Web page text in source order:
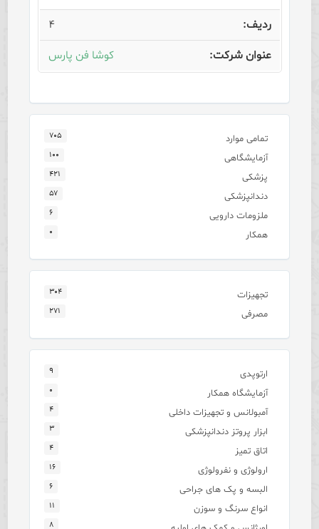
۴
کوشا فن پارس
تمامی موارد ۷۰۵
آزمایشگاهی ۱۰۰
پزشکی ۴۲۱
دندانپزشکی ۵۷
ملزومات دارویی ۶
همکار ۰
تجهیزات ۳۰۴
مصرفی ۲۷۱
ارتوپدی ۹
آزمایشگاه همکار ۰
آمبولانس و تجهیزات داخلی ۴
ابزار پروتز دندانپزشکی ۳
اتاق تمیز ۴
ارولوژی و نفرولوژی ۱۶
البسه و پک های جراحی ۶
انواع سرنگ و سوزن ۱۱
۸